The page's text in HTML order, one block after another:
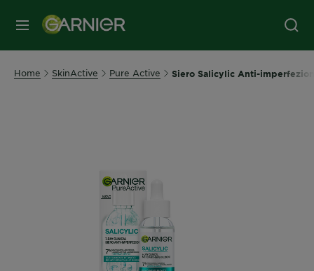
MENU
Home SkinActive Pure Active Siero Salicylic Anti-